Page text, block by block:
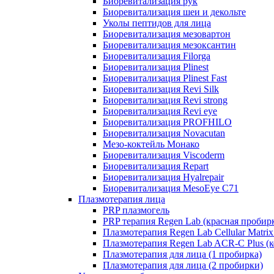
Биоревитализация шеи и декольте
Уколы пептидов для лица
Биоревитализация мезовартон
Биоревитализация мезоксантин
Биоревитализация Filorga
Биоревитализация Plinest
Биоревитализация Plinest Fast
Биоревитализация Revi Silk
Биоревитализация Revi strong
Биоревитализация Revi eye
Биоревитализация PROFHILO
Биоревитализация Novacutan
Мезо-коктейль Монако
Биоревитализация Viscoderm
Биоревитализация Repart
Биоревитализация Hyalrepair
Биоревитализация MesoEye C71
Плазмотерапия лица
PRP плазмогель
PRP терапия Regen Lab (красная
Плазмотерапия Regen Lab Cellular
Плазмотерапия Regen Lab ACR-C Plus
Плазмотерапия для лица (1 пробирка)
Плазмотерапия для лица (2 пробирки)